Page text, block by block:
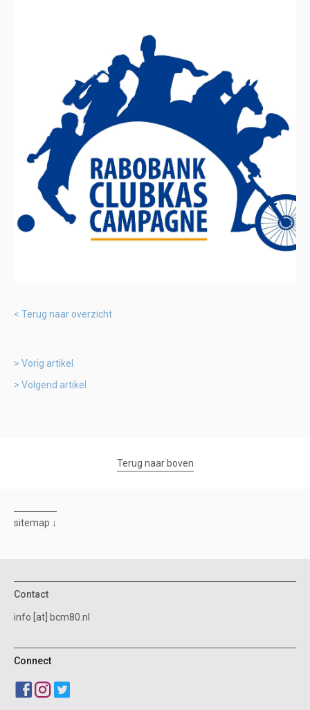
Terug naar overzicht
Vorig artikel
Volgend artikel
Terug naar boven
sitemap
Contact
info [at] bcm80.nl
Connect